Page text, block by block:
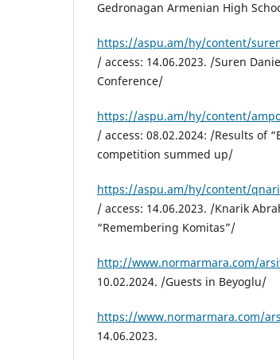
Gedronagan Armenian High
https://aspu.am/hy/content/
/ access: 14.06.2023. /Suren
Conference/
https://aspu.am/hy/content/
/ access: 08.02.2024: /Results of
competition summed up/
https://aspu.am/hy/content/
/ access: 14.06.2023. /Knarik
“Remembering Komitas”/
http://www.normarmara.com/
10.02.2024. /Guests in Beyoglu/
https://www.normarmara.com/
14.06.2023.